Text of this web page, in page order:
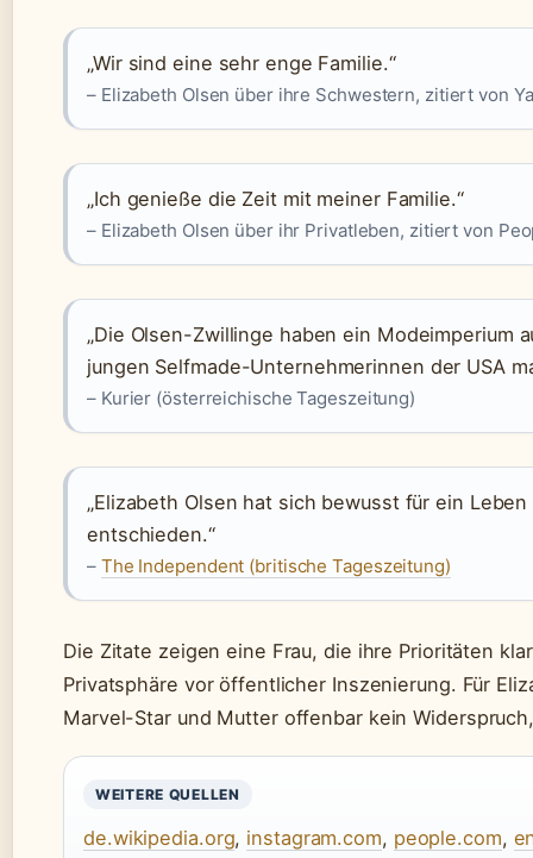
„Wir sind eine sehr enge Familie.“
– Elizabeth Olsen über ihre Schwestern, zitiert von
„Ich genieße die Zeit mit meiner Familie.“
– Elizabeth Olsen über ihr Privatleben, zitiert von
„Die Olsen-Zwillinge haben ein Modeimperium
jungen Selfmade-Unternehmerinnen der USA
– Kurier (österreichische Tageszeitung)
„Elizabeth Olsen hat sich bewusst für ein
entschieden.“
– The Independent (britische Tageszeitung)
Die Zitate zeigen eine Frau, die ihre Prioritäten
Privatsphäre vor öffentlicher Inszenierung. Für
Marvel-Star und Mutter offenbar kein
WEITERE QUELLEN
de.wikipedia.org, instagram.com, people.com,